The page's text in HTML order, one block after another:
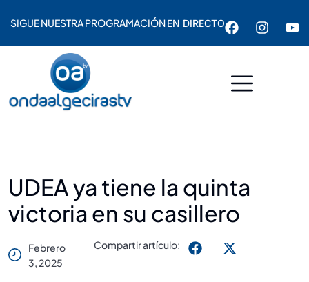
SIGUE NUESTRA PROGRAMACIÓNEN DIRECTO
UDEA ya tiene la quinta
victoria en su casillero
Febrero
3, 2025
Compartir artículo: